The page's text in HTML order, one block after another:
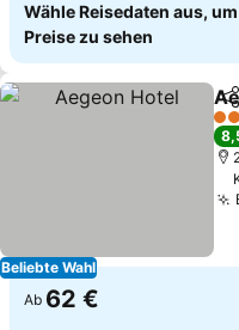
Wähle Reisedaten aus,
Preise zu sehen
Beliebte Wahl
3
Ab 62 €